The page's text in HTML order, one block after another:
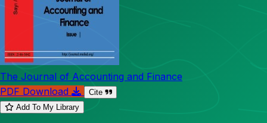
The Journal of Accounting and Finance
PDF Download
Cite
Add To My Library